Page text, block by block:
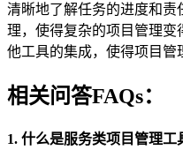
清晰地了解任务的进度和责
理，使得复杂的项目管理变
他工具的集成，使得项目管
相关问答FAQs：
1. 什么是服务类项目管理工